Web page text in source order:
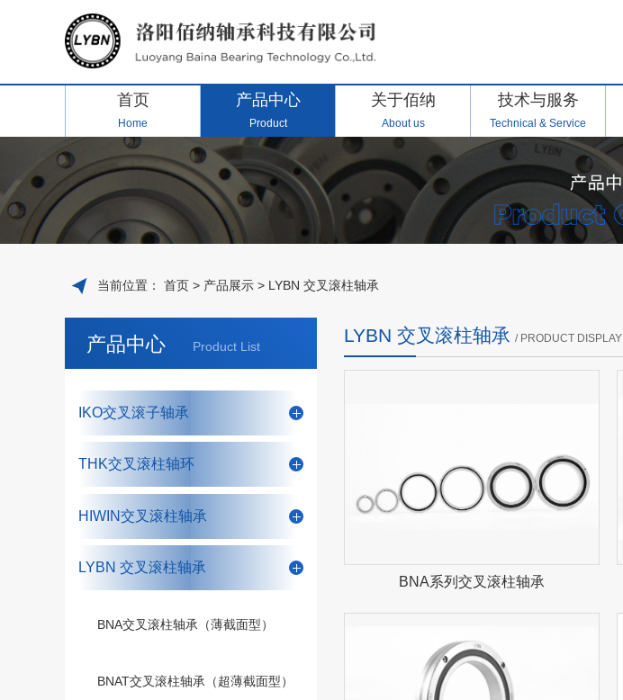
首页
Home
产品中心
Product
关于佰纳
About us
技术与服务
Technical & Service
当前位置： 首页 > 产品展示 > LYBN 交叉滚柱轴承
产品中心 Product List
IKO交叉滚子轴承
THK交叉滚柱轴环
HIWIN交叉滚柱轴承
LYBN 交叉滚柱轴承
BNA交叉滚柱轴承（薄截面型）
BNAT交叉滚柱轴承（超薄截面型）
LYBN 交叉滚柱轴承 / PRODUCT DISPLAY
BNA系列交叉滚柱轴承